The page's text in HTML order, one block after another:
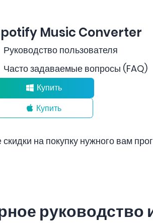
Music Converter
Руководство пользователя
Часто задаваемые вопросы (FAQ)
Купить
Купить
на покупку нужного вам
руководство